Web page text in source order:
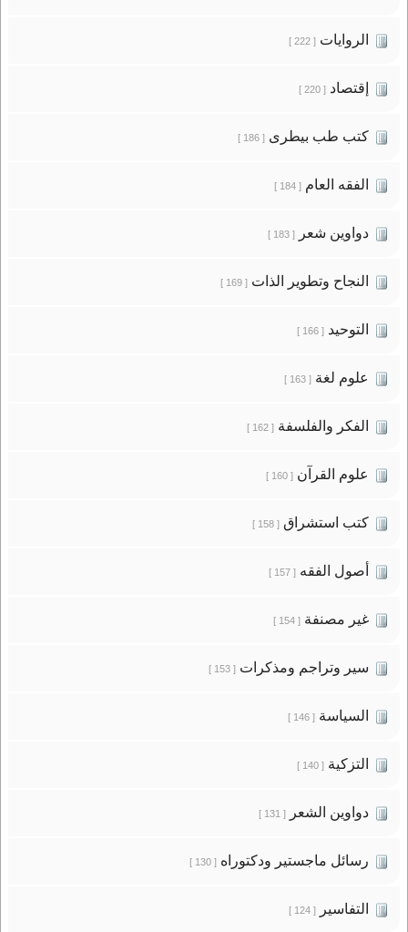
الروايات[ 222 ]
إقتصاد[ 220 ]
كتب طب بيطرى[ 186 ]
الفقه العام[ 184 ]
دواوين شعر[ 183 ]
النجاح وتطوير الذات[ 169 ]
التوحيد[ 166 ]
علوم لغة[ 163 ]
الفكر والفلسفة[ 162 ]
علوم القرآن[ 160 ]
كتب استشراق[ 158 ]
أصول الفقه[ 157 ]
غير مصنفة[ 154 ]
سير وتراجم ومذكرات[ 153 ]
السياسة[ 146 ]
التزكية[ 140 ]
دواوين الشعر[ 131 ]
رسائل ماجستير ودكتوراه[ 130 ]
التفاسير[ 124 ]